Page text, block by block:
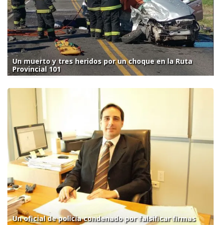
Un muerto y tres heridos por un choque en la Ruta
Provincial 101
Un oficial de policía condenado por falsificar firmas